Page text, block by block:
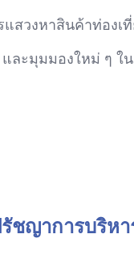
สวงหาสินค้าท่องเ
ละมุมมองใหม่ ๆ ใ
ชญาการบริหา